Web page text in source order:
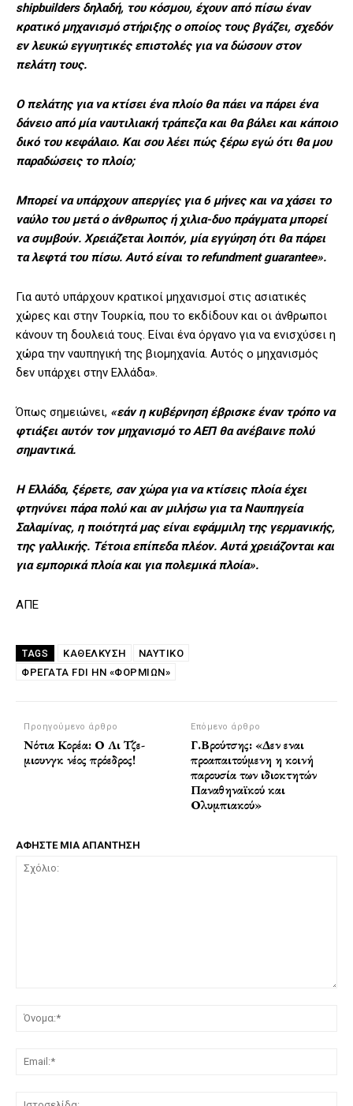
shipbuilders δηλαδή, του κόσμου, έχουν από πίσω έναν
κρατικό μηχανισμό στήριξης ο οποίος τους βγάζει, σχεδόν
εν λευκώ εγγυητικές επιστολές για να δώσουν στον
πελάτη τους.
Ο πελάτης για να κτίσει ένα πλοίο θα πάει να πάρει ένα
δάνειο από μία ναυτιλιακή τράπεζα και θα βάλει και κάποιο
δικό του κεφάλαιο. Και σου λέει πώς ξέρω εγώ ότι θα μου
παραδώσεις το πλοίο;
Μπορεί να υπάρχουν απεργίες για 6 μήνες και να χάσει το
ναύλο του μετά ο άνθρωπος ή χιλια-δυο πράγματα μπορεί
να συμβούν. Χρειάζεται λοιπόν, μία εγγύηση ότι θα πάρει
τα λεφτά του πίσω. Αυτό είναι το refundment guarantee».
Για αυτό υπάρχουν κρατικοί μηχανισμοί στις ασιατικές
χώρες και στην Τουρκία, που το εκδίδουν και οι άνθρωποι
κάνουν τη δουλειά τους. Είναι ένα όργανο για να ενισχύσει η
χώρα την ναυπηγική της βιομηχανία. Αυτός ο μηχανισμός
δεν υπάρχει στην Ελλάδα».
Όπως σημειώνει, «εάν η κυβέρνηση έβρισκε έναν τρόπο να
φτιάξει αυτόν τον μηχανισμό το ΑΕΠ θα ανέβαινε πολύ
σημαντικά.
Η Ελλάδα, ξέρετε, σαν χώρα για να κτίσεις πλοία έχει
φτηνύνει πάρα πολύ και αν μιλήσω για τα Ναυπηγεία
Σαλαμίνας, η ποιότητά μας είναι εφάμμιλη της γερμανικής,
της γαλλικής. Τέτοια επίπεδα πλέον. Αυτά χρειάζονται και
για εμπορικά πλοία και για πολεμικά πλοία».
ΑΠΕ
TAGS ΚΑΘΈΛΚΥΣΗ
ΝΑΥΤΙΚΌ
ΦΡΕΓΆΤΑ FDI HN «ΦΟΡΜΊΩΝ»
Προηγούμενο άρθρο
Νότια Κορέα: Ο Λι Τζε-
μιουνγκ νέος πρόεδρος!
Επόμενο άρθρο
Γ.Βρούτσης: «Δεν εναι
προαπαιτούμενη η κοινή
παρουσία των ιδιοκτητών
Παναθηναϊκού και
Ολυμπιακού»
ΑΦΗΣΤΕ ΜΙΑ ΑΠΑΝΤΗΣΗ